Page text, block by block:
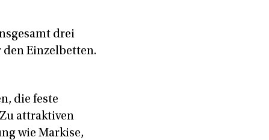
drei
den Einzelbetten.
die feste
attraktiven
wie Markise,